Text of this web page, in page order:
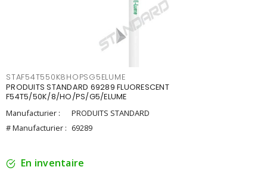
STAF54T550K8HOPSG5ELUME
PRODUITS STANDARD 69289 FLUORESCENT
F54T5/50K/8/HO/PS/G5/ELUME
Manufacturier :
PRODUITS STANDARD
# Manufacturier : 69289
En inventaire